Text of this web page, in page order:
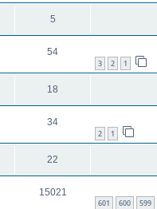
5
1
2
3
54
18
1
2
34
22
599
600
601
15021